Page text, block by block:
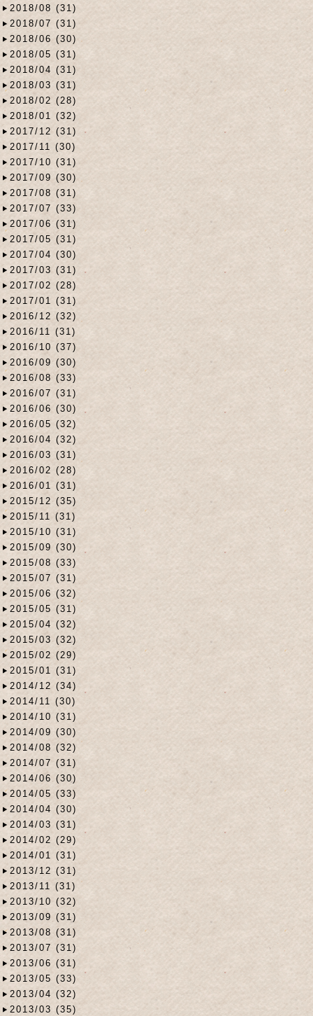
2018/08 (31)
2018/07 (31)
2018/06 (30)
2018/05 (31)
2018/04 (31)
2018/03 (31)
2018/02 (28)
2018/01 (32)
2017/12 (31)
2017/11 (30)
2017/10 (31)
2017/09 (30)
2017/08 (31)
2017/07 (33)
2017/06 (31)
2017/05 (31)
2017/04 (30)
2017/03 (31)
2017/02 (28)
2017/01 (31)
2016/12 (32)
2016/11 (31)
2016/10 (37)
2016/09 (30)
2016/08 (33)
2016/07 (31)
2016/06 (30)
2016/05 (32)
2016/04 (32)
2016/03 (31)
2016/02 (28)
2016/01 (31)
2015/12 (35)
2015/11 (31)
2015/10 (31)
2015/09 (30)
2015/08 (33)
2015/07 (31)
2015/06 (32)
2015/05 (31)
2015/04 (32)
2015/03 (32)
2015/02 (29)
2015/01 (31)
2014/12 (34)
2014/11 (30)
2014/10 (31)
2014/09 (30)
2014/08 (32)
2014/07 (31)
2014/06 (30)
2014/05 (33)
2014/04 (30)
2014/03 (31)
2014/02 (29)
2014/01 (31)
2013/12 (31)
2013/11 (31)
2013/10 (32)
2013/09 (31)
2013/08 (31)
2013/07 (31)
2013/06 (31)
2013/05 (33)
2013/04 (32)
2013/03 (35)